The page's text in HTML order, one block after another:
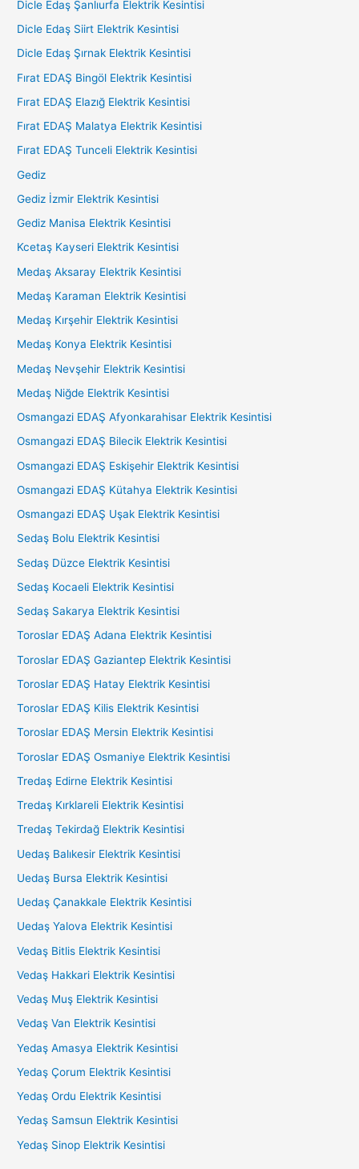
Dicle Edaş Şanlıurfa Elektrik Kesintisi
Dicle Edaş Siirt Elektrik Kesintisi
Dicle Edaş Şırnak Elektrik Kesintisi
Fırat EDAŞ Bingöl Elektrik Kesintisi
Fırat EDAŞ Elazığ Elektrik Kesintisi
Fırat EDAŞ Malatya Elektrik Kesintisi
Fırat EDAŞ Tunceli Elektrik Kesintisi
Gediz
Gediz İzmir Elektrik Kesintisi
Gediz Manisa Elektrik Kesintisi
Kcetaş Kayseri Elektrik Kesintisi
Medaş Aksaray Elektrik Kesintisi
Medaş Karaman Elektrik Kesintisi
Medaş Kırşehir Elektrik Kesintisi
Medaş Konya Elektrik Kesintisi
Medaş Nevşehir Elektrik Kesintisi
Medaş Niğde Elektrik Kesintisi
Osmangazi EDAŞ Afyonkarahisar Elektrik Kesintisi
Osmangazi EDAŞ Bilecik Elektrik Kesintisi
Osmangazi EDAŞ Eskişehir Elektrik Kesintisi
Osmangazi EDAŞ Kütahya Elektrik Kesintisi
Osmangazi EDAŞ Uşak Elektrik Kesintisi
Sedaş Bolu Elektrik Kesintisi
Sedaş Düzce Elektrik Kesintisi
Sedaş Kocaeli Elektrik Kesintisi
Sedaş Sakarya Elektrik Kesintisi
Toroslar EDAŞ Adana Elektrik Kesintisi
Toroslar EDAŞ Gaziantep Elektrik Kesintisi
Toroslar EDAŞ Hatay Elektrik Kesintisi
Toroslar EDAŞ Kilis Elektrik Kesintisi
Toroslar EDAŞ Mersin Elektrik Kesintisi
Toroslar EDAŞ Osmaniye Elektrik Kesintisi
Tredaş Edirne Elektrik Kesintisi
Tredaş Kırklareli Elektrik Kesintisi
Tredaş Tekirdağ Elektrik Kesintisi
Uedaş Balıkesir Elektrik Kesintisi
Uedaş Bursa Elektrik Kesintisi
Uedaş Çanakkale Elektrik Kesintisi
Uedaş Yalova Elektrik Kesintisi
Vedaş Bitlis Elektrik Kesintisi
Vedaş Hakkari Elektrik Kesintisi
Vedaş Muş Elektrik Kesintisi
Vedaş Van Elektrik Kesintisi
Yedaş Amasya Elektrik Kesintisi
Yedaş Çorum Elektrik Kesintisi
Yedaş Ordu Elektrik Kesintisi
Yedaş Samsun Elektrik Kesintisi
Yedaş Sinop Elektrik Kesintisi